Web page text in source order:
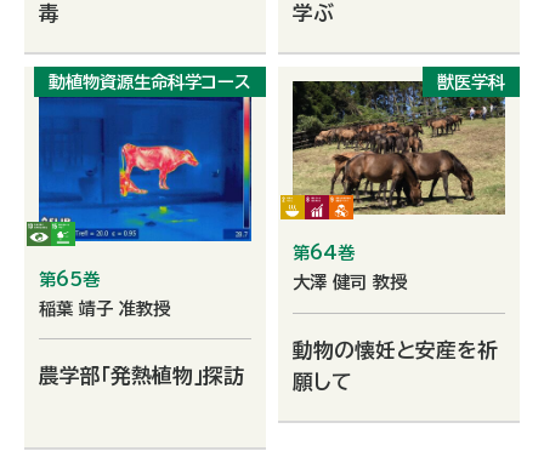
毒
学ぶ
動植物資源生命科学コース
第65巻
稲葉 靖子 准教授
農学部「発熱植物」探訪
獣医学科
第64巻
大澤 健司 教授
動物の懐妊と安産を祈
願して